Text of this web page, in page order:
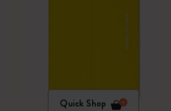
Quick Shop